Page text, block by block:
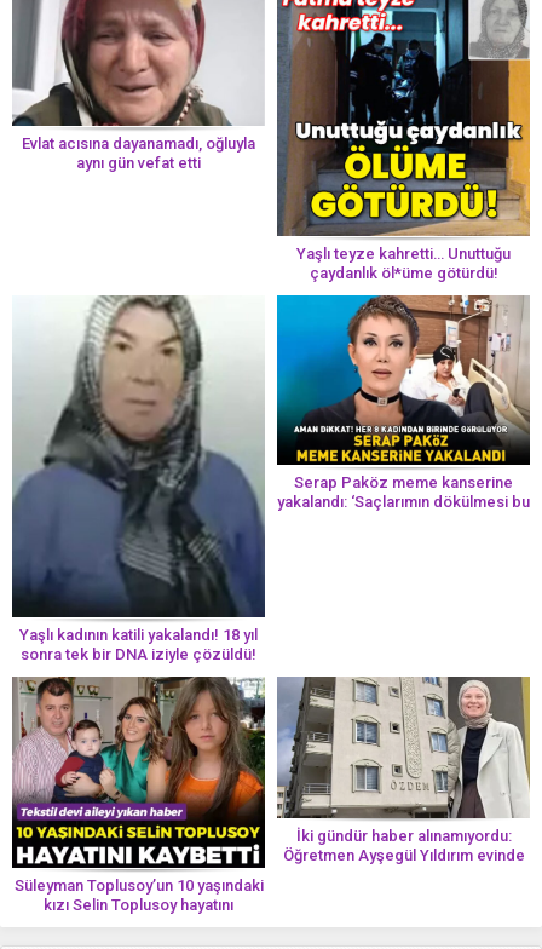
Evlat acısına dayanamadı, oğluyla
aynı gün vefat etti
Yaşlı teyze kahretti… Unuttuğu
çaydanlık öl*üme götürdü!
Yaşlı kadının katili yakalandı! 18 yıl
sonra tek bir DNA iziyle çözüldü!
Serap Paköz meme kanserine
yakalandı: ‘Saçlarımın dökülmesi bu
Süleyman Toplusoy’un 10 yaşındaki
kızı Selin Toplusoy hayatını
kaybetti! ‘Ah dünya güzeli melek’
İki gündür haber alınamıyordu:
Öğretmen Ayşegül Yıldırım evinde